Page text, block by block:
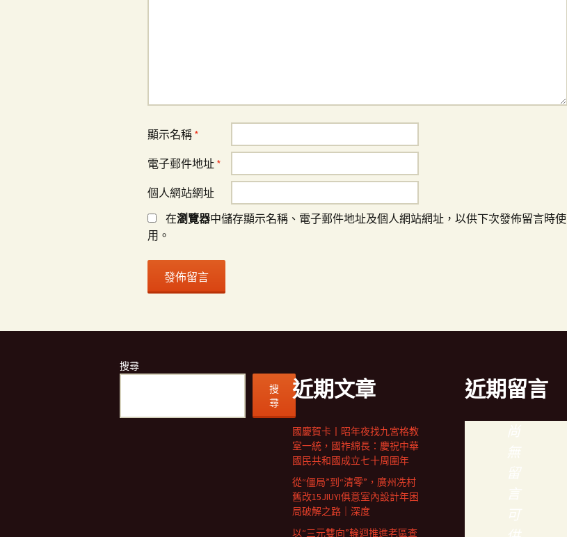
顯示名稱 *
電子郵件地址 *
個人網站網址
在瀏覽器中儲存顯示名稱、電子郵件地址及個人網站網址，以供下次發佈留言時使
用。
搜尋
搜
尋
近期文章
國慶賀卡丨昭年夜找九宮格教
室一統，國祚綿長：慶祝中華
國民共和國成立七十周圍年
從“僵局”到“清零”，廣州冼村
舊改15JIUYI俱意室內設計年困
局破解之路｜深度
以“三元雙向”輪迴推進老區查
近期留言
尚
無
留
言
可